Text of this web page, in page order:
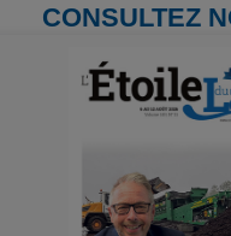
CONSULTEZ